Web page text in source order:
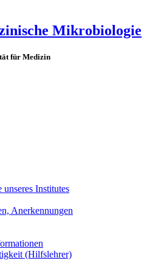
Mikrobiologie
für Medizin
Institutes
Anerkennungen
(Hilfslehrer)